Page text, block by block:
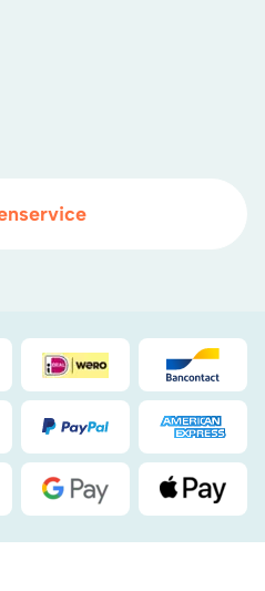
duin- & bollenstreek
iDeal
PayPal
Google Pay Apple